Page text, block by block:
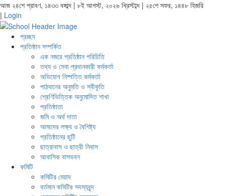
আজ ২৪শে শ্রাবণ, ১৪৩৩ বঙ্গাব্দ | ৮ই আগস্ট, ২০২৬ খ্রিস্টাব্দ | ২৫শে সফর, ১৪৪৮ হিজরি
| Login
প্রচ্ছদ
প্রতিষ্ঠান সম্পর্কিত
এক নজরে প্রতিষ্ঠান পরিচিতি
তথ্য ও সেবা প্রদানকারী কর্মকর্তা
অভিযোগ নিষ্পত্তি কর্মকর্তা
পাঠদানের অনুমতি ও স্বীকৃতি
শ্রেণিভিত্তিক অনুমোদিত শাখা
প্রতিষ্ঠাতা
জমি ও অর্থ দাতা
আমাদের লক্ষ্য ও বৈশিষ্ট্য
প্রতিষ্ঠানের ছুটি
ছাত্রাবাস ও ছাত্রী নিবাস
আবাসিক বাসভবন
কমিটি
কমিটির মেয়াদ
বর্তমান কমিটির সদস্যবৃন্দ